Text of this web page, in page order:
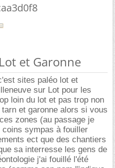
et Garonne
sites paléo lot et
sur Lot pour les
loin du lot et pas trop non
et garonne alors si vous
zones (au passage je
sympas à fouiller
ect que des chantiers
sa interresse les gens de
j'ai fouillé l'été